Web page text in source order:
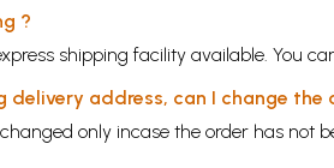
?
shipping facility available. You
address, can I change the
only incase the order has not